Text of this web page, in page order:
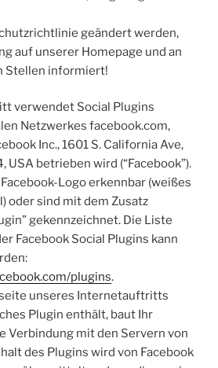
geändert werden,
auf unserer Homepage und an
Stellen informiert!
verwendet Social Plugins
Netzwerkes facebook.com,
Inc., 1601 S. California Ave,
USA betrieben wird (“Facebook”).
Logo erkennbar (weißes
oder sind mit dem Zusatz
gekennzeichnet. Die Liste
Facebook Social Plugins kann
plugins.
unseres Internetauftritts
Plugin enthält, baut Ihr
Verbindung mit den Servern von
des Plugins wird von Facebook